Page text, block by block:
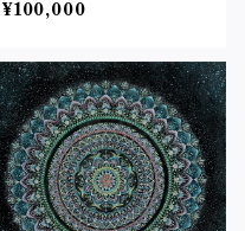
¥100,000